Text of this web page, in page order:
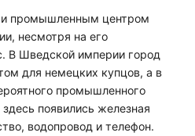
промышленным центром
несмотря на его
В Шведской империи город
для немецких купцов, а в
промышленного
появились железная
водопровод и телефон.